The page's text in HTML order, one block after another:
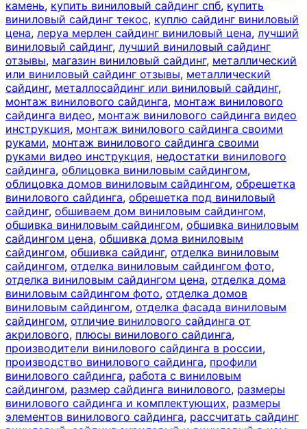
камень, купить виниловый сайдинг спб, купить
виниловый сайдинг текос, куплю сайдинг виниловый
цена, леруа мерлен сайдинг виниловый цена, лучший
виниловый сайдинг, лучший виниловый сайдинг
отзывы, магазин виниловый сайдинг, металлический
или виниловый сайдинг отзывы, металлический
сайдинг, металлосайдинг или виниловый сайдинг,
монтаж винилового сайдинга, монтаж винилового
сайдинга видео, монтаж винилового сайдинга видео
инструкция, монтаж винилового сайдинга своими
руками, монтаж винилового сайдинга своими
руками видео инструкция, недостатки винилового
сайдинга, облицовка виниловым сайдингом,
облицовка домов виниловым сайдингом, обрешетка
винилового сайдинга, обрешетка под виниловый
сайдинг, обшиваем дом виниловым сайдингом,
обшивка виниловым сайдингом, обшивка виниловым
сайдингом цена, обшивка дома виниловым
сайдингом, обшивка сайдинг, отделка виниловым
сайдингом, отделка виниловым сайдингом фото,
отделка виниловым сайдингом цена, отделка дома
виниловым сайдингом фото, отделка домов
виниловым сайдингом, отделка фасада виниловым
сайдингом, отличие винилового сайдинга от
акрилового, плюсы винилового сайдинга,
производители винилового сайдинга в россии,
производство винилового сайдинга, профили
винилового сайдинга, работа с виниловым
сайдингом, размер сайдинга винилового, размеры
винилового сайдинга и комплектующих, размеры
элементов винилового сайдинга, рассчитать сайдинг